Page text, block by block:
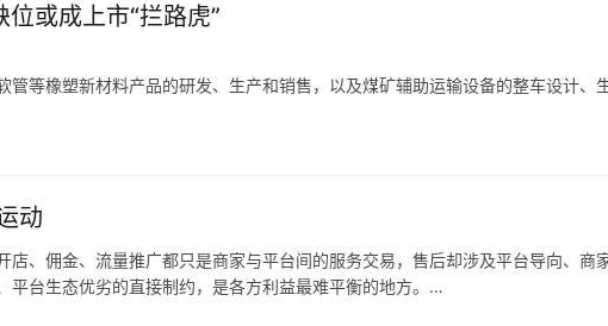
杨哥感谢抖音那般，“它具有很强的
展示自我的机会”，小杨哥也为抖音
量超过了1.2亿。
或成上市“拦路虎”
等橡塑新材料产品的研发、生产和销售，以及煤矿辅助运输设备的整车设计、
游客户新机装备需求减少，科隆新材又未能拓展旧机维修业务，或是未能适应市
动
店、佣金、流量推广都只是商家与平台间的服务交易，售后却涉及平台导向、商
台生态优劣的直接制约，是各方利益最难平衡的地方。